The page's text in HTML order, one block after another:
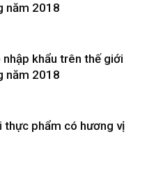
năm 2018
khẩu trên thế giới
năm 2018
thực phẩm có hương vị